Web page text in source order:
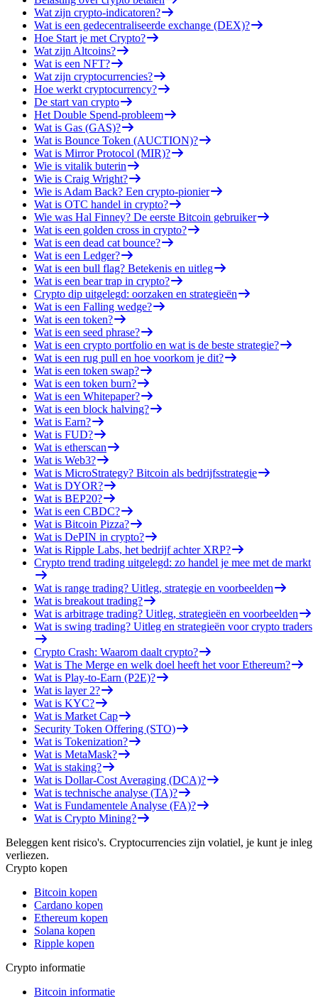
Wat zijn crypto-indicatoren?
Wat is een gedecentraliseerde exchange (DEX)?
Hoe Start je met Crypto?
Wat zijn Altcoins?
Wat is een NFT?
Wat zijn cryptocurrencies?
Hoe werkt cryptocurrency?
De start van crypto
Het Double Spend-probleem
Wat is Gas (GAS)?
Wat is Bounce Token (AUCTION)?
Wat is Mirror Protocol (MIR)?
Wie is vitalik buterin
Wie is Craig Wright?
Wie is Adam Back? Een crypto-pionier
Wat is OTC handel in crypto?
Wie was Hal Finney? De eerste Bitcoin gebruiker
Wat is een golden cross in crypto?
Wat is een dead cat bounce?
Wat is een Ledger?
Wat is een bull flag? Betekenis en uitleg
Wat is een bear trap in crypto?
Crypto dip uitgelegd: oorzaken en strategieën
Wat is een Falling wedge?
Wat is een token?
Wat is een seed phrase?
Wat is een crypto portfolio en wat is de beste strategie?
Wat is een rug pull en hoe voorkom je dit?
Wat is een token swap?
Wat is een token burn?
Wat is een Whitepaper?
Wat is een block halving?
Wat is Earn?
Wat is FUD?
Wat is etherscan
Wat is Web3?
Wat is MicroStrategy? Bitcoin als bedrijfsstrategie
Wat is DYOR?
Wat is BEP20?
Wat is een CBDC?
Wat is Bitcoin Pizza?
Wat is DePIN in crypto?
Wat is Ripple Labs, het bedrijf achter XRP?
Crypto trend trading uitgelegd: zo handel je mee met de markt
Wat is range trading? Uitleg, strategie en voorbeelden
Wat is breakout trading?
Wat is arbitrage trading? Uitleg, strategieën en voorbeelden
Wat is swing trading? Uitleg en strategieën voor crypto traders
Crypto Crash: Waarom daalt crypto?
Wat is The Merge en welk doel heeft het voor Ethereum?
Wat is Play-to-Earn (P2E)?
Wat is layer 2?
Wat is KYC?
Wat is Market Cap
Security Token Offering (STO)
Wat is Tokenization?
Wat is MetaMask?
Wat is staking?
Wat is Dollar-Cost Averaging (DCA)?
Wat is technische analyse (TA)?
Wat is Fundamentele Analyse (FA)?
Wat is Crypto Mining?
Beleggen kent risico's. Cryptocurrencies zijn volatiel, je kunt je inleg
verliezen.
Crypto kopen
Bitcoin kopen
Cardano kopen
Ethereum kopen
Solana kopen
Ripple kopen
Crypto informatie
Bitcoin informatie